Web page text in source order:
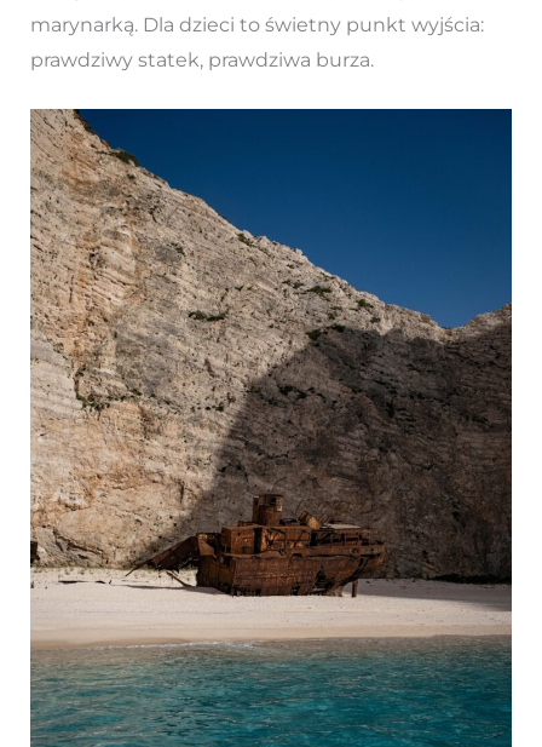
marynarką. Dla dzieci to świetny punkt wyjścia:
prawdziwy statek, prawdziwa burza.